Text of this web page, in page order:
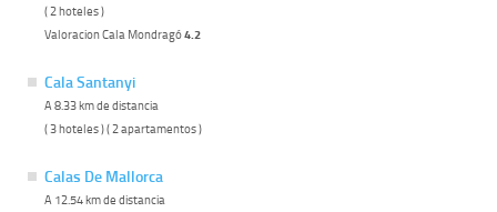
( 2 hoteles )
Valoracion Cala Mondragó4.2
Cala Santanyi
A 8.33 km de distancia
( 3 hoteles ) ( 2 apartamentos )
Calas De Mallorca
A 12.54 km de distancia